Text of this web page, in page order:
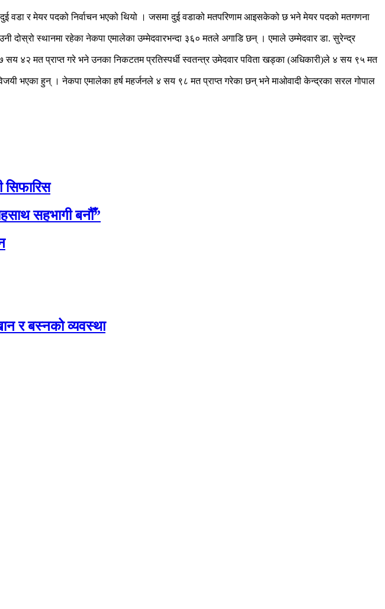
वडा र मेयर पदको निर्वाचन भएको थियो । जसमा दुई वडाको मतपरिणाम आइसकेको छ भने मेयर पदको मतगणना
स्थानमा रहेका नेकपा एमालेका उम्मेदवारभन्दा ३६० मतले अगाडि छन् । एमाले उम्मेदवार डा. सुरेन्द्र
७ सय ४२ मत प्राप्त गरे भने उनका निकटतम प्रतिस्पर्धी स्वतन्त्र उमेदवार पविता खड्का (अधिकारी)ले ४ सय ९५ मत
भएका हुन् । नेकपा एमालेका हर्ष महर्जनले ४ सय ९८ मत प्राप्त गरेका छन् भने माओवादी केन्द्रका सरल गोपाल
सिफारिस
सहभागी बनौँ”
र बस्नको व्यवस्था